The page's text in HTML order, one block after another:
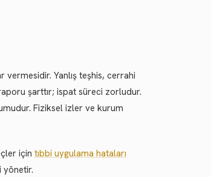
vermesidir. Yanlış teşhis, cerrahi
şarttır; ispat süreci zorludur.
Fiziksel izler ve kurum
için tıbbi uygulama hataları
yönetir.